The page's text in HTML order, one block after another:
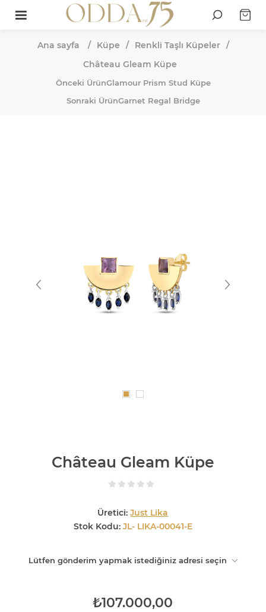
Ana sayfa / Küpe / Renkli Taşlı Küpeler /
Château Gleam Küpe
Önceki ÜrünGlamour Prism Stud Küpe
Sonraki ÜrünGarnet Regal Bridge
Château Gleam Küpe
Üretici: Just Lika
Stok Kodu: JL- LIKA-00041-E
Lütfen gönderim yapmak istediğiniz adresi seçin
₺107.000,00